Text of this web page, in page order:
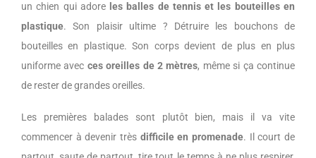
un chien qui adore les balles de tennis et les bouteilles en
plastique. Son plaisir ultime ? Détruire les bouchons de
bouteilles en plastique. Son corps devient de plus en plus
uniforme avec ces oreilles de 2 mètres, même si ça continue
de rester de grandes oreilles.
Les premières balades sont plutôt bien, mais il va vite
commencer à devenir très difficile en promenade. Il court de